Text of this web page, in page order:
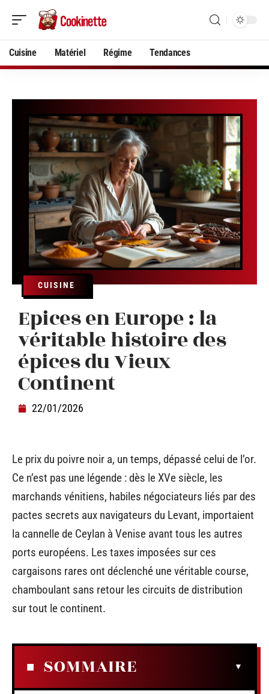
Cuisine Matériel Régime Tendances
CUISINE
Epices en Europe : la
véritable histoire des
épices du Vieux
Continent
22/01/2026
Le prix du poivre noir a, un temps, dépassé celui de l’or.
Ce n’est pas une légende : dès le XVe siècle, les
marchands vénitiens, habiles négociateurs liés par des
pactes secrets aux navigateurs du Levant, importaient
la cannelle de Ceylan à Venise avant tous les autres
ports européens. Les taxes imposées sur ces
cargaisons rares ont déclenché une véritable course,
chamboulant sans retour les circuits de distribution
sur tout le continent.
SOMMAIRE